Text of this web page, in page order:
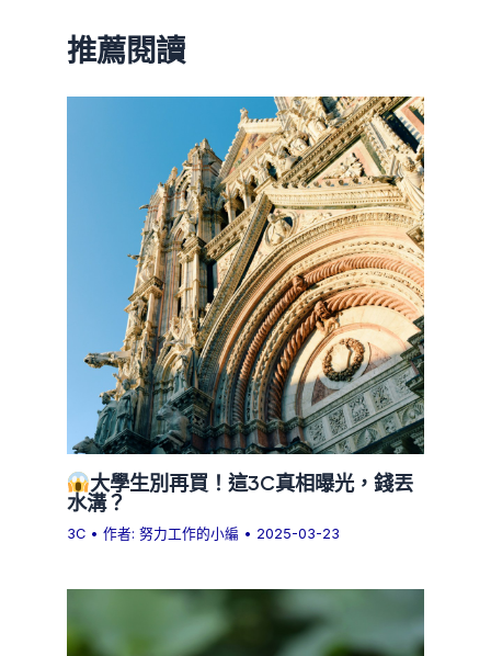
推薦閱讀
大學生別再買！這3C真相曝光，錢丟
水溝？
3C • 作者:努力工作的小編 • 2025-03-23